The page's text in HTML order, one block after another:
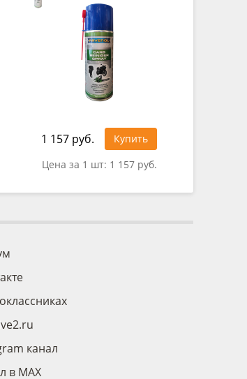
1 157 руб.
Купить
Цена за 1 шт: 1 157 руб.
канал
в MAX